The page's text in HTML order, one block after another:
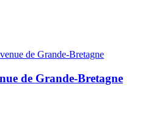
de Grande-Bretagne